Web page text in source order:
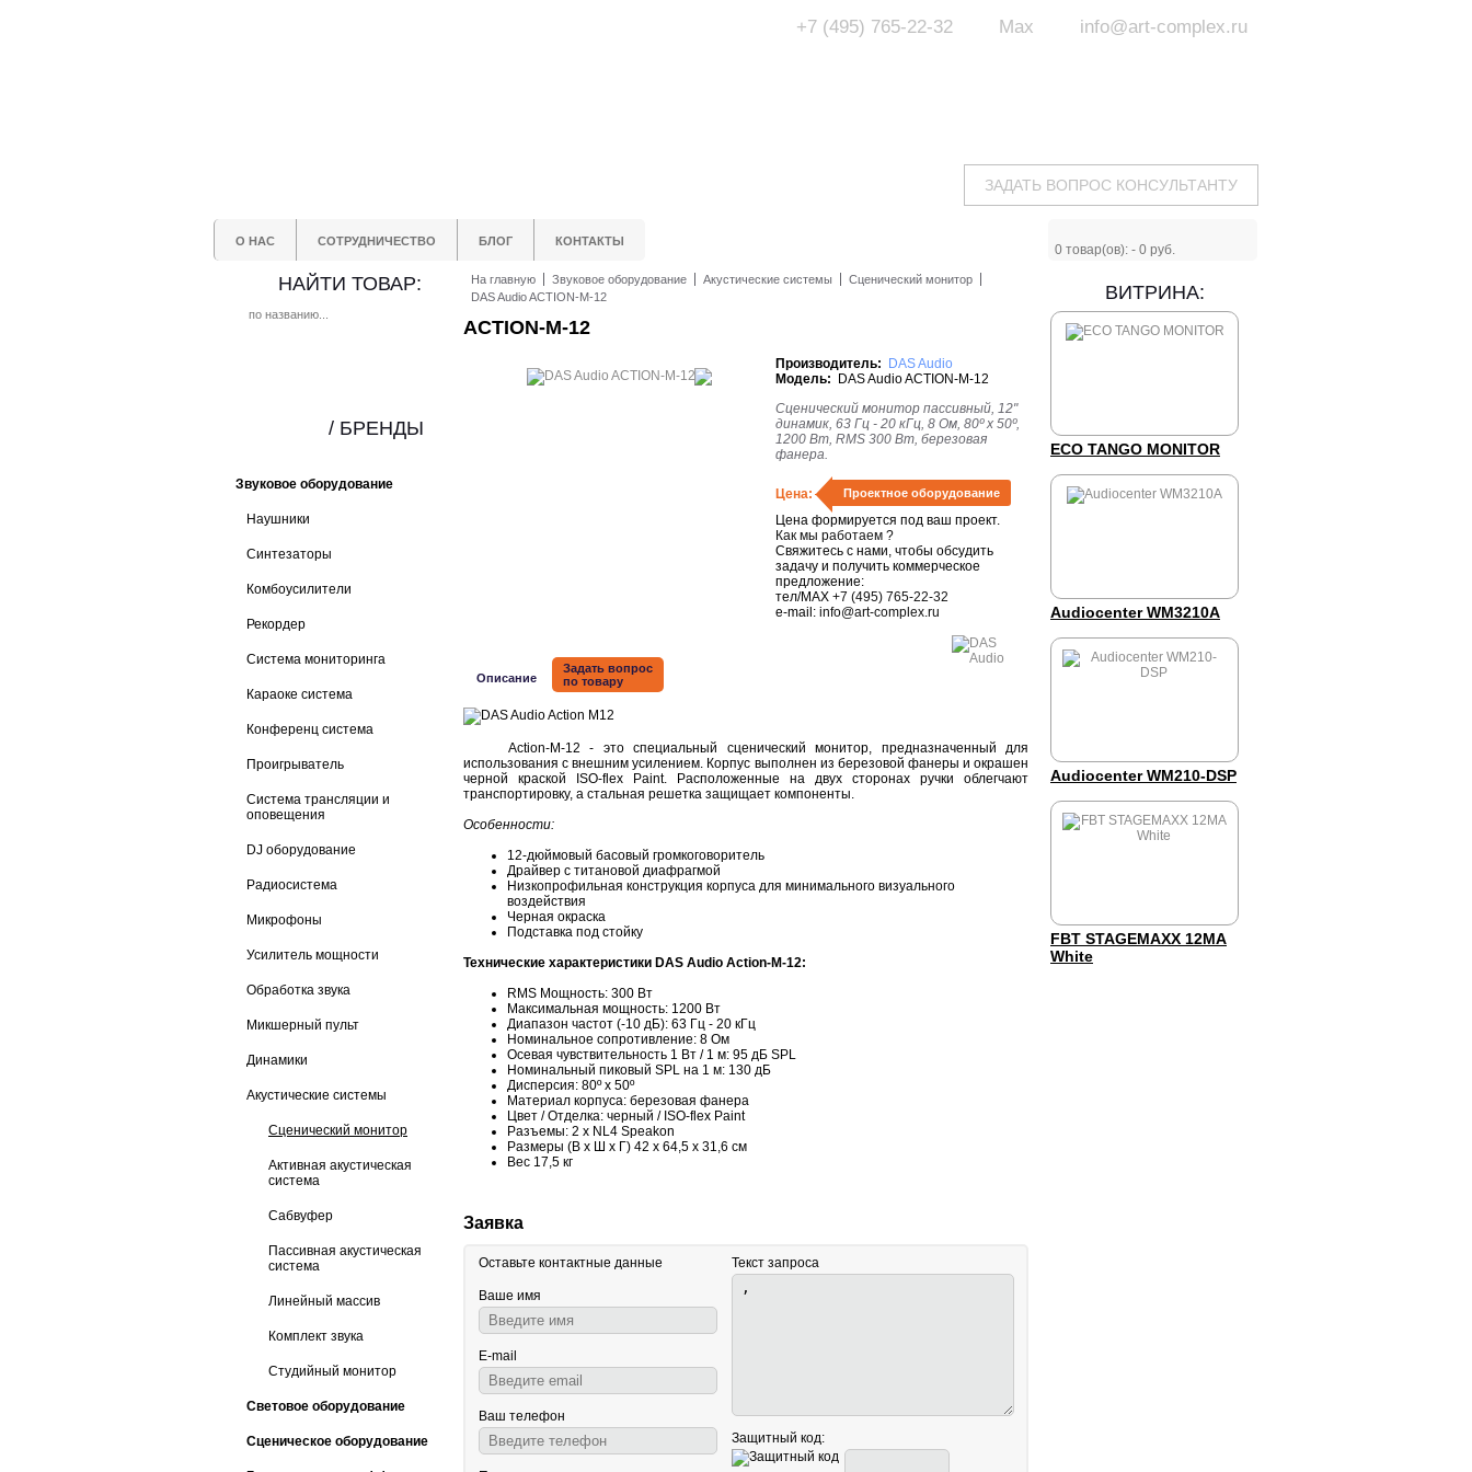
info@art-complex.ru
Max
+7 (495) 765-22-32
ЗАДАТЬ ВОПРОС КОНСУЛЬТАНТУ
О НАС СОТРУДНИЧЕСТВО БЛОГ КОНТАКТЫ
0 товар(ов): - 0 руб.
НАЙТИ ТОВАР:
Звуковое оборудование
Наушники
Синтезаторы
Комбоусилители
Рекордер
Система мониторинга
Караоке система
Конференц система
Проигрыватель
Система трансляции и
оповещения
DJ оборудование
Радиосистема
Микрофоны
Усилитель мощности
Обработка звука
Микшерный пульт
Динамики
Акустические системы
Сценический монитор
Активная акустическая
система
Сабвуфер
Пассивная акустическая
система
Линейный массив
Комплект звука
Студийный монитор
Световое оборудование
Сценическое оборудование
/ БРЕНДЫ
На главную Звуковое оборудование Акустические системы
Сценический монитор
DAS Audio ACTION-M-12
ACTION-M-12
Производитель:
DAS Audio
Модель: DAS Audio ACTION-M-12
Сценический монитор пассивный, 12"
динамик, 63 Гц - 20 кГц, 8 Ом, 80º x 50º,
1200 Вт, RMS 300 Вт, березовая
фанера.
Цена: Проектное оборудование
Цена формируется под ваш проект.
Как мы работаем ?
Свяжитесь с нами, чтобы обсудить
задачу и получить коммерческое
предложение:
тел/MAX +7 (495) 765-22-32
e-mail: info@art-complex.ru
Описание
Задать вопрос
по товару
Action-M-12 - это специальный сценический монитор, предназначенный для
использования с внешним усилением. Корпус выполнен из березовой фанеры и окрашен
черной краской ISO-flex Paint. Расположенные на двух сторонах ручки облегчают
транспортировку, а стальная решетка защищает компоненты.
Особенности:
12-дюймовый басовый громкоговоритель
Драйвер с титановой диафрагмой
Низкопрофильная конструкция корпуса для минимального визуального
воздействия
Черная окраска
Подставка под стойку
Технические характеристики DAS Audio Action-M-12:
RMS Мощность: 300 Вт
Максимальная мощность: 1200 Вт
Диапазон частот (-10 дБ): 63 Гц - 20 кГц
Номинальное сопротивление: 8 Ом
Осевая чувствительность 1 Вт / 1 м: 95 дБ SPL
Номинальный пиковый SPL на 1 м: 130 дБ
Дисперсия: 80º x 50º
Материал корпуса: березовая фанера
Цвет / Отделка: черный / ISO-flex Paint
Разъемы: 2 x NL4 Speakon
Размеры (В x Ш x Г) 42 x 64,5 x 31,6 см
Вес 17,5 кг
Заявка
Оставьте контактные данные
Ваше имя
E-mail
Ваш телефон
Текст запроса
Защитный код:
ВИТРИНА:
ECO TANGO MONITOR
Audiocenter WM3210A
Audiocenter WM210-DSP
FBT STAGEMAXX 12MA
White